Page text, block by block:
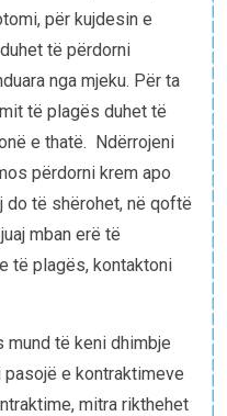
për kujdesin e
të përdorni
nga mjeku. Për ta
të plagës duhet të
e thatë. Ndërrojeni
përdorni krem apo
do të shërohet, në qoftë
mban erë të
të plagës, kontaktoni
mund të keni dhimbje
e kontraktimeve
mitra rikthehet